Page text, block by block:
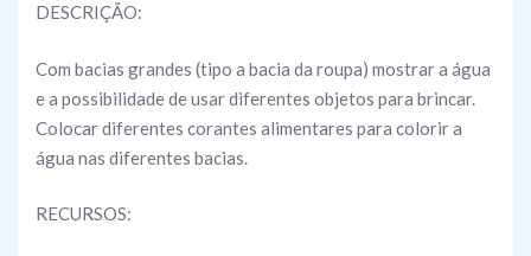
DESCRIÇÃO:
Com bacias grandes (tipo a bacia da roupa) mostrar a água
e a possibilidade de usar diferentes objetos para brincar.
Colocar diferentes corantes alimentares para colorir a
água nas diferentes bacias.
RECURSOS: